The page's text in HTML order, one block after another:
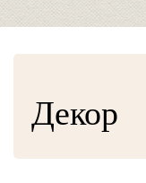
Декор